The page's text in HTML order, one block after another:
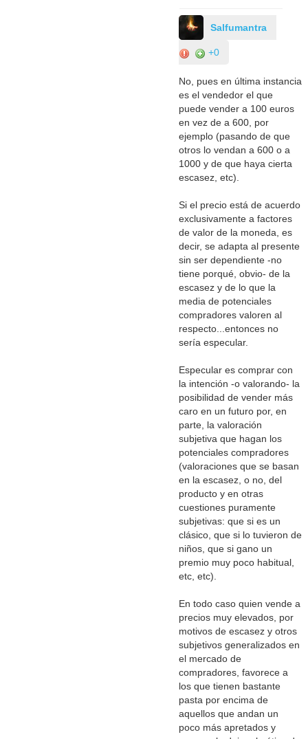
Salfumantra
+0
No, pues en última instancia
es el vendedor el que
puede vender a 100 euros
en vez de a 600, por
ejemplo (pasando de que
otros lo vendan a 600 o a
1000 y de que haya cierta
escasez, etc).
Si el precio está de acuerdo
exclusivamente a factores
de valor de la moneda, es
decir, se adapta al presente
sin ser dependiente -no
tiene porqué, obvio- de la
escasez y de lo que la
media de potenciales
compradores valoren al
respecto...entonces no
sería especular.
Especular es comprar con
la intención -o valorando- la
posibilidad de vender más
caro en un futuro por, en
parte, la valoración
subjetiva que hagan los
potenciales compradores
(valoraciones que se basan
en la escasez, o no, del
producto y en otras
cuestiones puramente
subjetivas: que si es un
clásico, que si lo tuvieron de
niños, que si gano un
premio muy poco habitual,
etc, etc).
En todo caso quien vende a
precios muy elevados, por
motivos de escasez y otros
subjetivos generalizados en
el mercado de
compradores, favorece a
los que tienen bastante
pasta por encima de
aquellos que andan un
poco más apretados y